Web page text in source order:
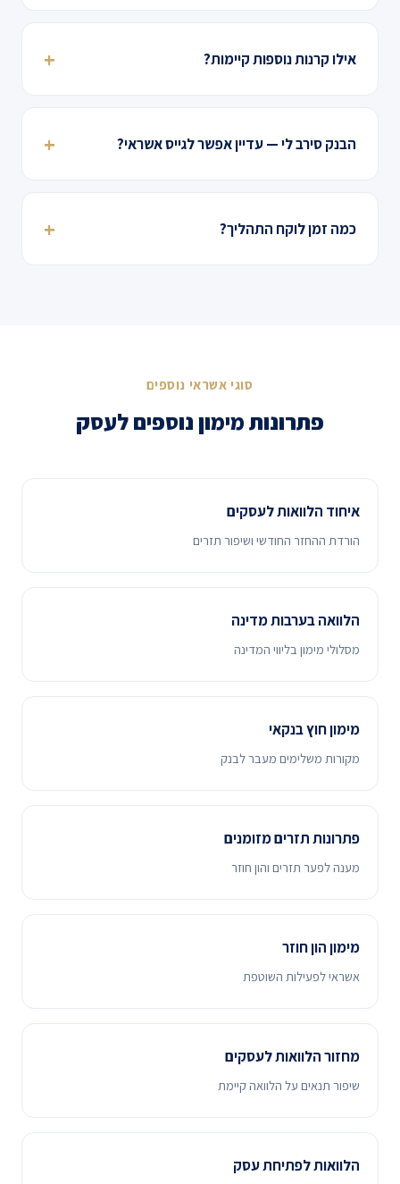
אילו קרנות נוספות קיימות?
הבנק סירב לי — עדיין אפשר לגייס אשראי?
כמה זמן לוקח התהליך?
סוגי אשראי נוספים
פתרונות מימון נוספים לעסק
איחוד הלוואות לעסקים
הורדת ההחזר החודשי ושיפור תזרים
הלוואה בערבות מדינה
מסלולי מימון בליווי המדינה
מימון חוץ בנקאי
מקורות משלימים מעבר לבנק
פתרונות תזרים מזומנים
מענה לפער תזרים והון חוזר
מימון הון חוזר
אשראי לפעילות השוטפת
מחזור הלוואות לעסקים
שיפור תנאים על הלוואה קיימת
הלוואות לפתיחת עסק